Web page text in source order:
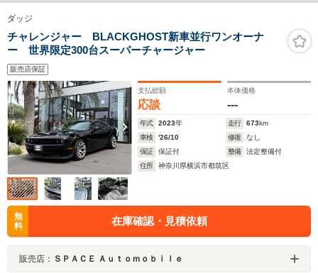
ダッジ
チャレンジャー BLACKGHOST新車並行ワンオーナ
ー 世界限定300台スーパーチャージャー
販売店保証
支払総額
応談
本体価格
---
年式 2023年 走行 673km
車検
'26/10 修復
なし
保証
保証付 整備
法定整備付
住所
神奈川県横浜市都筑区
無
料
在庫確認・見積依頼
販売店： ＳＰＡＣＥ Ａｕｔｏｍｏｂｉｌｅ